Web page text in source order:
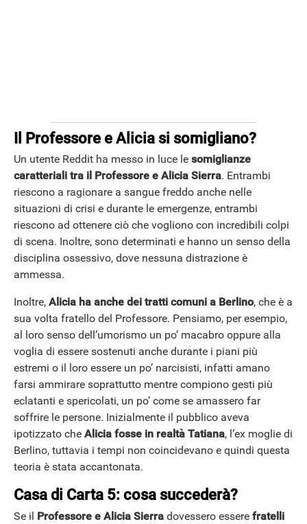
Il Professore e Alicia si somigliano?
Un utente Reddit ha messo in luce le somiglianze
caratteriali tra il Professore e Alicia Sierra. Entrambi
riescono a ragionare a sangue freddo anche nelle
situazioni di crisi e durante le emergenze, entrambi
riescono ad ottenere ciò che vogliono con incredibili colpi
di scena. Inoltre, sono determinati e hanno un senso della
disciplina ossessivo, dove nessuna distrazione è
ammessa.
Inoltre, Alicia ha anche dei tratti comuni a Berlino, che è a
sua volta fratello del Professore. Pensiamo, per esempio,
al loro senso dell’umorismo un po’ macabro oppure alla
voglia di essere sostenuti anche durante i piani più
estremi o il loro essere un po’ narcisisti, infatti amano
farsi ammirare soprattutto mentre compiono gesti più
eclatanti e spericolati, un po’ come se amassero far
soffrire le persone. Inizialmente il pubblico aveva
ipotizzato che Alicia fosse in realtà Tatiana, l’ex moglie di
Berlino, tuttavia i tempi non coincidevano e quindi questa
teoria è stata accantonata.
Casa di Carta 5: cosa succederà?
Se il Professore e Alicia Sierra dovessero essere fratelli